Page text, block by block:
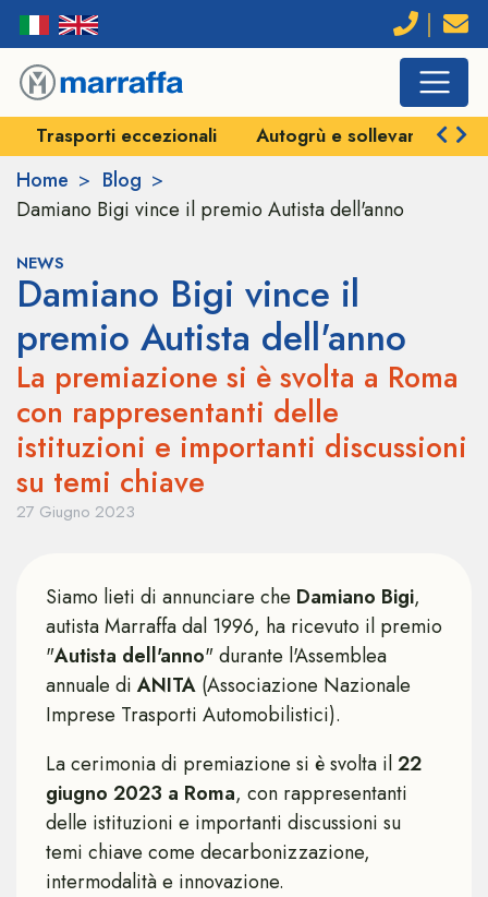
eccezionali Autogrù e sollevamenti
Home
Blog
Damiano Bigi vince il premio Autista dell'anno
NEWS
Damiano Bigi vince il
premio Autista dell'anno
La premiazione si è svolta a Roma
con rappresentanti delle
istituzioni e importanti discussioni
su temi chiave
27 Giugno 2023
Siamo lieti di annunciare che Damiano Bigi,
autista Marraffa dal 1996, ha ricevuto il premio
"Autista dell'anno" durante l'Assemblea
annuale di ANITA (Associazione Nazionale
Imprese Trasporti Automobilistici).
La cerimonia di premiazione si è svolta il22
giugno 2023 a Roma, con rappresentanti
delle istituzioni e importanti discussioni su
temi chiave come decarbonizzazione,
intermodalità e innovazione.